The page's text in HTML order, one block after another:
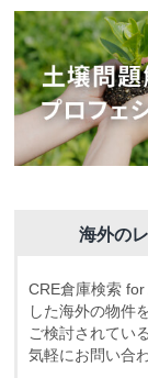
海外の
CRE倉庫検索
した海外の物件
ご検討されてい
気軽にお問い合